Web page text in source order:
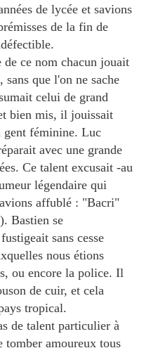
de lycée et savions
de la fin de
de ce nom chacun jouait
que l'on ne sache
celui de grand
bien mis, il jouissait
gent féminine. Luc
avec une grande
Ce talent excusait -au
légendaire qui
affublé : "Bacri"
Bastien se
sans cesse
nous étions
ou encore la police. Il
de cuir, et cela
tropical.
de talent particulier à
tomber amoureux tous